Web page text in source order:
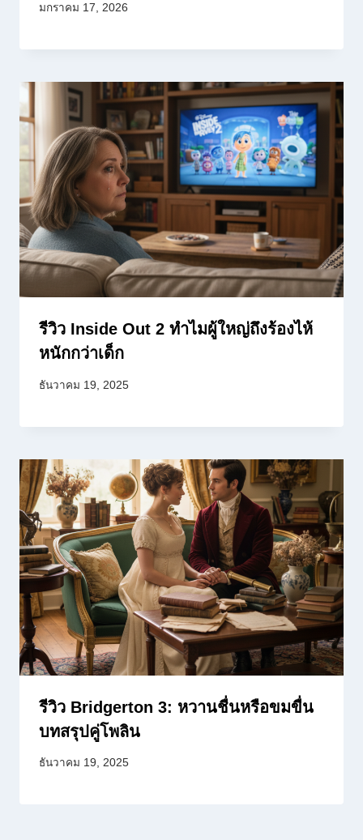
มกราคม 17, 2026
รีวิว Inside Out 2 ทำไมผู้ใหญ่ถึงร้องไห้
หนักกว่าเด็ก
ธันวาคม 19, 2025
รีวิว Bridgerton 3: หวานชื่นหรือขมขื่น
บทสรุปคู่โพลิน
ธันวาคม 19, 2025